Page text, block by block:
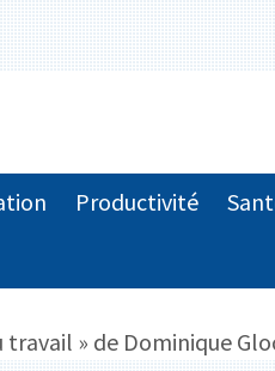
Productivité
travail » de Dominique